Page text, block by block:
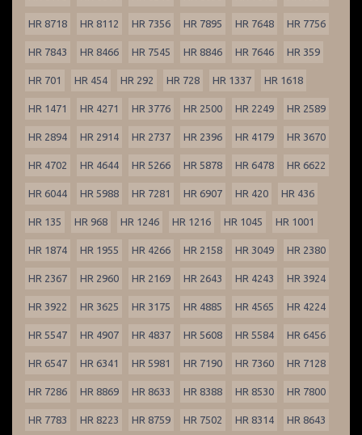
HR 8718 HR 8112 HR 7356 HR 7895 HR 7648 HR 7756
HR 7843 HR 8466 HR 7545 HR 8846 HR 7646 HR 359
HR 701 HR 454 HR 292 HR 728 HR 1337 HR 1618
HR 1471 HR 4271 HR 3776 HR 2500 HR 2249 HR 2589
HR 2894 HR 2914 HR 2737 HR 2396 HR 4179 HR 3670
HR 4702 HR 4644 HR 5266 HR 5878 HR 6478 HR 6622
HR 6044 HR 5988 HR 7281 HR 6907 HR 420 HR 436
HR 135 HR 968 HR 1246 HR 1216 HR 1045 HR 1001
HR 1874 HR 1955 HR 4266 HR 2158 HR 3049 HR 2380
HR 2367 HR 2960 HR 2169 HR 2643 HR 4243 HR 3924
HR 3922 HR 3625 HR 3175 HR 4885 HR 4565 HR 4224
HR 5547 HR 4907 HR 4837 HR 5608 HR 5584 HR 6456
HR 6547 HR 6341 HR 5981 HR 7190 HR 7360 HR 7128
HR 7286 HR 8869 HR 8633 HR 8388 HR 8530 HR 7800
HR 7783 HR 8223 HR 8759 HR 7502 HR 8314 HR 8643